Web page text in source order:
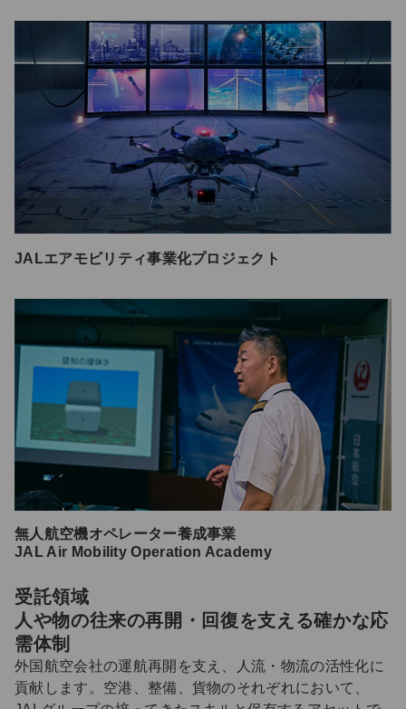
JALエアモビリティ事業化プロジェクト
無人航空機オペレーター養成事業
JAL Air Mobility Operation Academy
受託領域
人や物の往来の再開・回復を支える確かな応
需体制
外国航空会社の運航再開を支え、人流・物流の活性化に
貢献します。空港、整備、貨物のそれぞれにおいて、